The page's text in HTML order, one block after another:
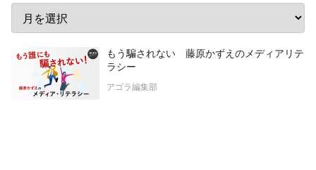
もう騙されない 藤原かずえのメディアリテ
ラシー
アゴラ編集部